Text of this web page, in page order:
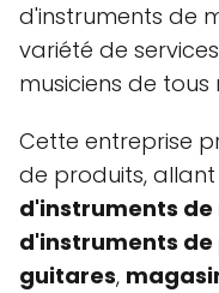
d'instruments de
variété de
musiciens de tous
Cette entreprise
de produits,
d'instruments de
d'instruments de
guitares,